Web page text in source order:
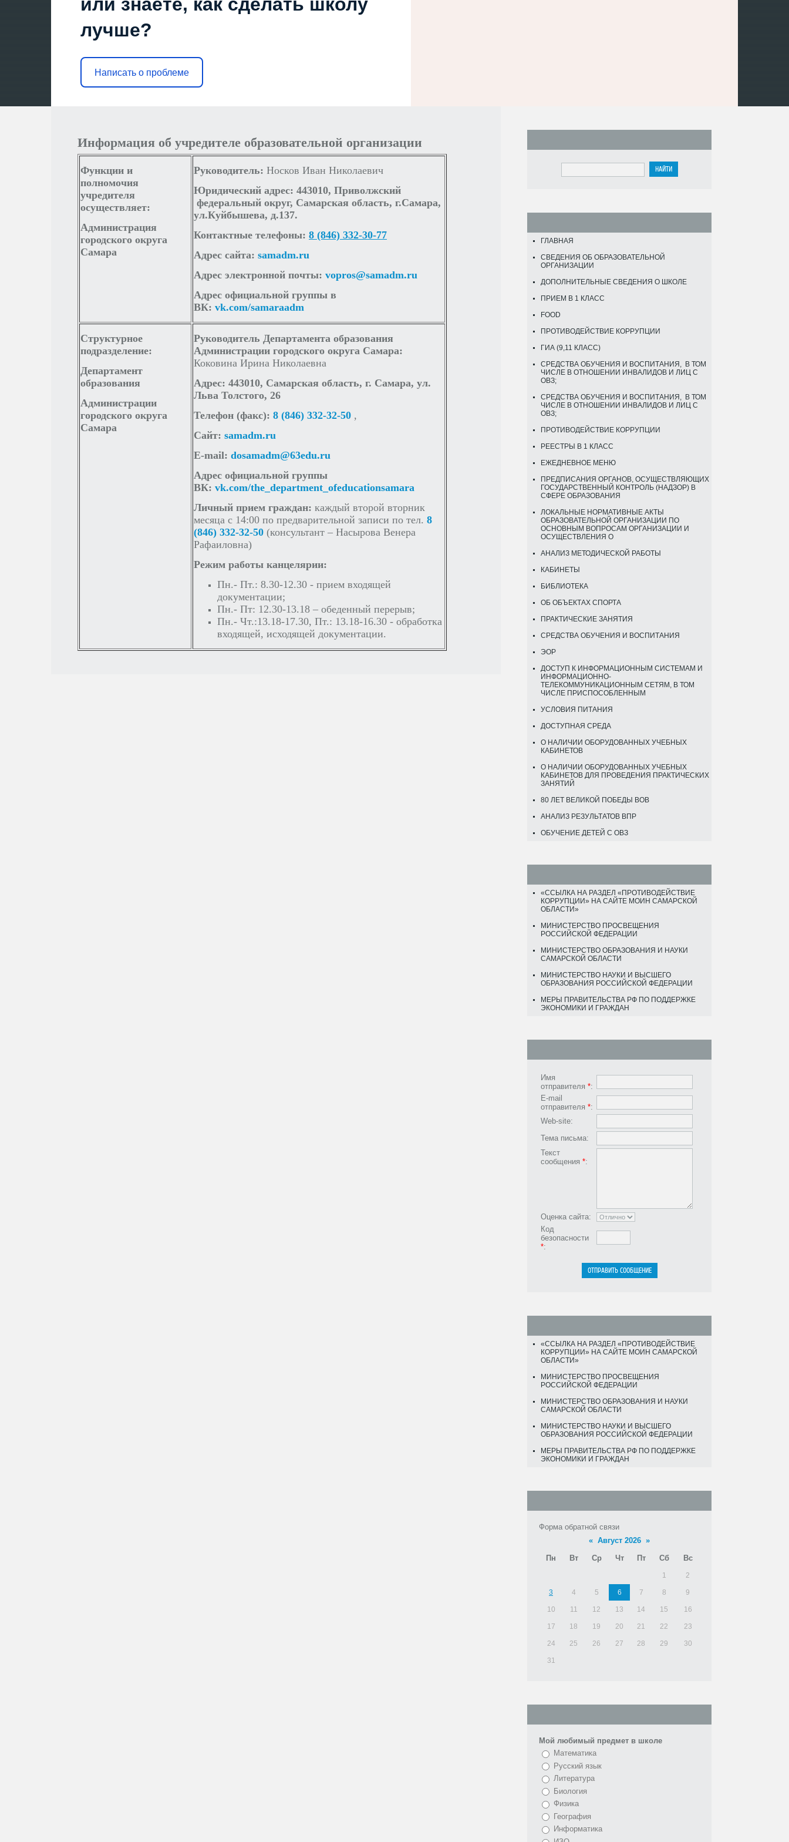
РЕЕСТРЫ В 1 КЛАСС ЕЖЕДНЕВНОЕ МЕНЮ
ПРЕДПИСАНИЯ ОРГАНОВ, ОСУЩЕСТВЛЯЮЩИХ ГОСУДАРСТВЕННЫЙ КОНТРОЛЬ (НАДЗОР) В СФЕРЕ ОБРАЗОВАНИЯ
АНАЛИЗ МЕТОДИЧЕСКОЙ РАБОТЫ БИБЛИОТЕКА ОБ ОБЪЕКТАХ СПОРТА
СРЕДСТВА ОБУЧЕНИЯ И ВОСПИТАНИЯ ЭОР
ДОСТУП К ИНФОРМАЦИОННЫМ СИСТЕМАМ И ИНФОРМАЦИОННО-ТЕЛЕКОММУНИКАЦИОННЫМ СЕТЯМ, В ТОМ ЧИСЛЕ
УСЛОВИЯ ПИТАНИЯ О НАЛИЧИИ ОБОРУДОВАННЫХ УЧЕБНЫХ КАБИНЕТОВ
О НАЛИЧИИ ОБОРУДОВАННЫХ УЧЕБНЫХ КАБИНЕТОВ ДЛЯ ПРОВЕДЕНИЯ ПРАКТИЧЕСКИХ ЗАНЯТИЙ
АНАЛИЗ РЕЗУЛЬТАТОВ ВПР ОБУЧЕНИЕ ДЕТЕЙ С ОВЗ
лучше?
Написать о проблеме
Информация об учредителе образовательной организации
Функции и
полномочия
учредителя
осуществляет:
Администрация
городского округа
Самара
Руководитель: Носков Иван Николаевич
Юридический адрес: 443010, Приволжский
федеральный округ, Самарская область, г.Самара,
ул.Куйбышева, д.137.
Контактные телефоны: 8 (846) 332-30-77
Адрес сайта: samadm.ru
Адрес электронной почты: vopros@samadm.ru
Адрес официальной группы в
ВК: vk.com/samaraadm
Структурное
подразделение:
Департамент
образования
Администрации
городского округа
Самара
Руководитель Департамента образования
Администрации городского округа Самара:
Коковина Ирина Николаевна
Адрес: 443010, Самарская область, г. Самара, ул.
Льва Толстого, 26
Телефон (факс): 8 (846) 332-32-50 ,
Сайт: samadm.ru
E-mail: dosamadm@63edu.ru
Адрес официальной группы
ВК: vk.com/the_department_ofeducationsamara
Личный прием граждан: каждый второй вторник
месяца с 14:00 по предварительной записи по тел. 8
(846) 332-32-50 (консультант – Насырова Венера
Рафаиловна)
Режим работы канцелярии:
Пн.- Пт.: 8.30-12.30 - прием входящей
документации;
Пн.- Пт: 12.30-13.18 – обеденный перерыв;
Пн.- Чт.:13.18-17.30, Пт.: 13.18-16.30 - обработка
входящей, исходящей документации.
ГЛАВНАЯ
СВЕДЕНИЯ ОБ ОБРАЗОВАТЕЛЬНОЙ
ОРГАНИЗАЦИИ
ДОПОЛНИТЕЛЬНЫЕ СВЕДЕНИЯ О ШКОЛЕ
ПРИЕМ В 1 КЛАСС
FOOD
ПРОТИВОДЕЙСТВИЕ КОРРУПЦИИ
ГИА (9,11 КЛАСС)
СРЕДСТВА ОБУЧЕНИЯ И ВОСПИТАНИЯ, В ТОМ
ЧИСЛЕ В ОТНОШЕНИИ ИНВАЛИДОВ И ЛИЦ С
ОВЗ;
СРЕДСТВА ОБУЧЕНИЯ И ВОСПИТАНИЯ, В ТОМ
ЧИСЛЕ В ОТНОШЕНИИ ИНВАЛИДОВ И ЛИЦ С
ОВЗ;
ПРОТИВОДЕЙСТВИЕ КОРРУПЦИИ
РЕЕСТРЫ В 1 КЛАСС
ЕЖЕДНЕВНОЕ МЕНЮ
ПРЕДПИСАНИЯ ОРГАНОВ, ОСУЩЕСТВЛЯЮЩИХ
ГОСУДАРСТВЕННЫЙ КОНТРОЛЬ (НАДЗОР) В
СФЕРЕ ОБРАЗОВАНИЯ
ЛОКАЛЬНЫЕ НОРМАТИВНЫЕ АКТЫ
ОБРАЗОВАТЕЛЬНОЙ ОРГАНИЗАЦИИ ПО
ОСНОВНЫМ ВОПРОСАМ ОРГАНИЗАЦИИ И
ОСУЩЕСТВЛЕНИЯ О
АНАЛИЗ МЕТОДИЧЕСКОЙ РАБОТЫ
КАБИНЕТЫ
БИБЛИОТЕКА
ОБ ОБЪЕКТАХ СПОРТА
ПРАКТИЧЕСКИЕ ЗАНЯТИЯ
СРЕДСТВА ОБУЧЕНИЯ И ВОСПИТАНИЯ
ЭОР
ДОСТУП К ИНФОРМАЦИОННЫМ СИСТЕМАМ И
ИНФОРМАЦИОННО-
ТЕЛЕКОММУНИКАЦИОННЫМ СЕТЯМ, В ТОМ
ЧИСЛЕ ПРИСПОСОБЛЕННЫМ
УСЛОВИЯ ПИТАНИЯ
ДОСТУПНАЯ СРЕДА
О НАЛИЧИИ ОБОРУДОВАННЫХ УЧЕБНЫХ
КАБИНЕТОВ
О НАЛИЧИИ ОБОРУДОВАННЫХ УЧЕБНЫХ
КАБИНЕТОВ ДЛЯ ПРОВЕДЕНИЯ ПРАКТИЧЕСКИХ
ЗАНЯТИЙ
80 ЛЕТ ВЕЛИКОЙ ПОБЕДЫ ВОВ
АНАЛИЗ РЕЗУЛЬТАТОВ ВПР
ОБУЧЕНИЕ ДЕТЕЙ С ОВЗ
«ССЫЛКА НА РАЗДЕЛ «ПРОТИВОДЕЙСТВИЕ
КОРРУПЦИИ» НА САЙТЕ МОИН САМАРСКОЙ
ОБЛАСТИ»
МИНИСТЕРСТВО ПРОСВЕЩЕНИЯ
РОССИЙСКОЙ ФЕДЕРАЦИИ
МИНИСТЕРСТВО ОБРАЗОВАНИЯ И НАУКИ
САМАРСКОЙ ОБЛАСТИ
МИНИСТЕРСТВО НАУКИ И ВЫСШЕГО
ОБРАЗОВАНИЯ РОССИЙСКОЙ ФЕДЕРАЦИИ
МЕРЫ ПРАВИТЕЛЬСТВА РФ ПО ПОДДЕРЖКЕ
ЭКОНОМИКИ И ГРАЖДАН
Имя
отправителя *:
E-mail
отправителя *:
Web-site:
Тема письма:
Текст
сообщения *:
Оценка сайта:
Код
безопасности
*:
«ССЫЛКА НА РАЗДЕЛ «ПРОТИВОДЕЙСТВИЕ
КОРРУПЦИИ» НА САЙТЕ МОИН САМАРСКОЙ
ОБЛАСТИ»
МИНИСТЕРСТВО ПРОСВЕЩЕНИЯ
РОССИЙСКОЙ ФЕДЕРАЦИИ
МИНИСТЕРСТВО ОБРАЗОВАНИЯ И НАУКИ
САМАРСКОЙ ОБЛАСТИ
МИНИСТЕРСТВО НАУКИ И ВЫСШЕГО
ОБРАЗОВАНИЯ РОССИЙСКОЙ ФЕДЕРАЦИИ
МЕРЫ ПРАВИТЕЛЬСТВА РФ ПО ПОДДЕРЖКЕ
ЭКОНОМИКИ И ГРАЖДАН
Форма обратной связи
« Август 2026 »
Пн
Вт Ср Чт Пт Сб Вс
1 2
3 4 5 6 7 8 9
10 11 12 13 14 15 16
17 18 19 20 21 22 23
24 25 26 27 28 29 30
31
Мой любимый предмет в школе
Математика
Русский язык
Литература
Биология
Физика
География
Информатика